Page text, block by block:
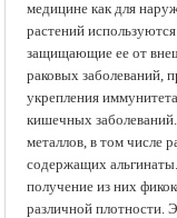
медицине как для
растений
защищающие ее от
раковых заболеваний,
укрепления
кишечных
металлов, в том числе
содержащих
получение из них
различной плотности.